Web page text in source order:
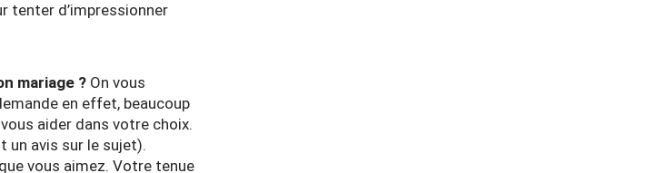
tenter d’impressionner
mariage ? On vous
en effet, beaucoup
aider dans votre choix.
un avis sur le sujet).
vous aimez. Votre tenue